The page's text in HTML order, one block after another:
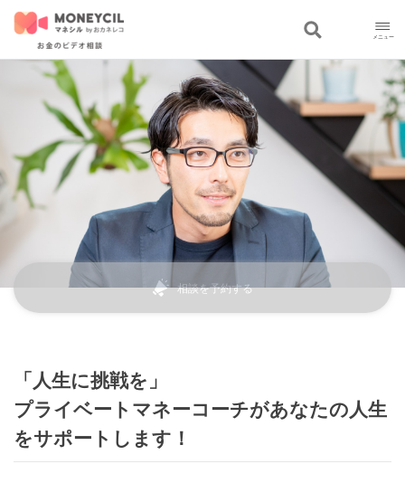
相談を予約する
「人生に挑戦を」
プライベートマネーコーチがあなたの人生
をサポートします！